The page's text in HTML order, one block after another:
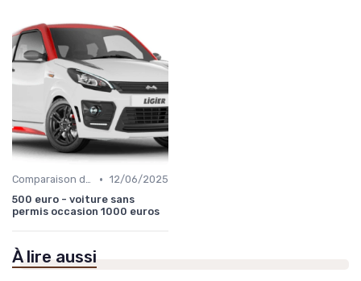
Comparaison des Modèles • 12/06/2025
500 euro - voiture sans
permis occasion 1000 euros
À lire aussi